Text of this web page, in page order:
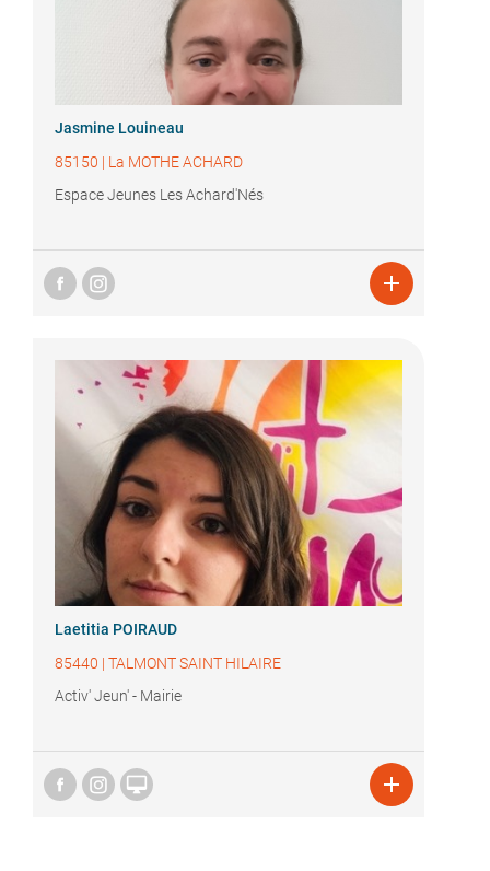
Jasmine Louineau
85150 | La MOTHE ACHARD
Espace Jeunes Les Achard'Nés

Laetitia POIRAUD
85440 | TALMONT SAINT HILAIRE
Activ' Jeun' - Mairie
 